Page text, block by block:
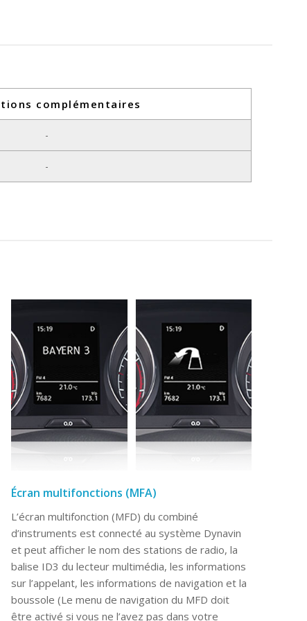
complémentaires
-
-
Écran multifonctions (MFA)
L’écran multifonction (MFD) du combiné
d’instruments est connecté au système Dynavin
et peut afficher le nom des stations de radio, la
balise ID3 du lecteur multimédia, les informations
sur l’appelant, les informations de navigation et la
boussole (Le menu de navigation du MFD doit
être activé si vous ne l’avez pas dans votre